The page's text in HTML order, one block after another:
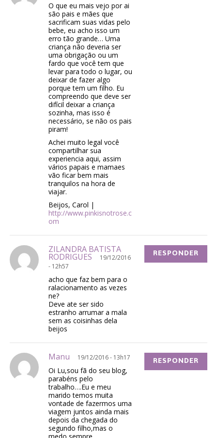
O que eu mais vejo por ai
são pais e mães que
sacrificam suas vidas pelo
bebe, eu acho isso um
erro tão grande… Uma
criança não deveria ser
uma obrigação ou um
fardo que você tem que
levar para todo o lugar, ou
deixar de fazer algo
porque tem um filho. Eu
compreendo que deve ser
difícil deixar a criança
sozinha, mas isso é
necessário, se não os pais
piram!
Achei muito legal você
compartilhar sua
experiencia aqui, assim
vários papais e mamaes
vão ficar bem mais
tranquilos na hora de
viajar.
Beijos, Carol |
http://www.pinkisnotrose.c
om
ZILANDRA BATISTA
RODRIGUES
19/12/2016
- 12h57
acho que faz bem para o
ralacionamento as vezes
ne?
Deve ate ser sido
estranho arrumar a mala
sem as coisinhas dela
beijos
RESPONDER
Manu 19/12/2016 - 13h17
Oi Lu,sou fã do seu blog,
parabéns pelo
trabalho….Eu e meu
marido temos muita
vontade de fazermos uma
viagem juntos ainda mais
depois da chegada do
segundo filho,mas o
RESPONDER